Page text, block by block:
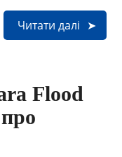
Читати далі
Flood